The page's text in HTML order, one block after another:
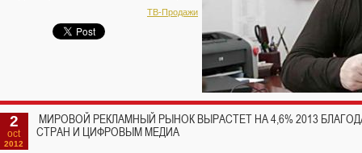
рекламы на каналах группы. Это
назначение может способствовать
TВ-Продажи
2
oct
2012
МИРОВОЙ РЕКЛАМНЫЙ РЫНОК ВЫРАСТЕТ НА 4,6% 2013
СТРАН И ЦИФРОВЫМ МЕДИА